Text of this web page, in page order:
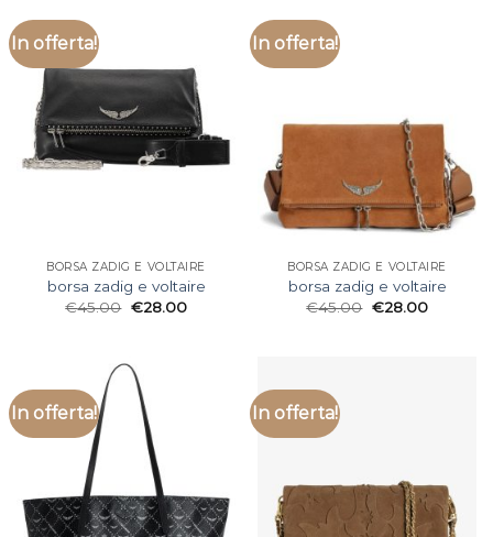
In offerta!
BORSA ZADIG E VOLTAIRE
borsa zadig e voltaire
€45.00 €28.00
In offerta!
BORSA ZADIG E VOLTAIRE
borsa zadig e voltaire
€45.00 €28.00
In offerta! In offerta!